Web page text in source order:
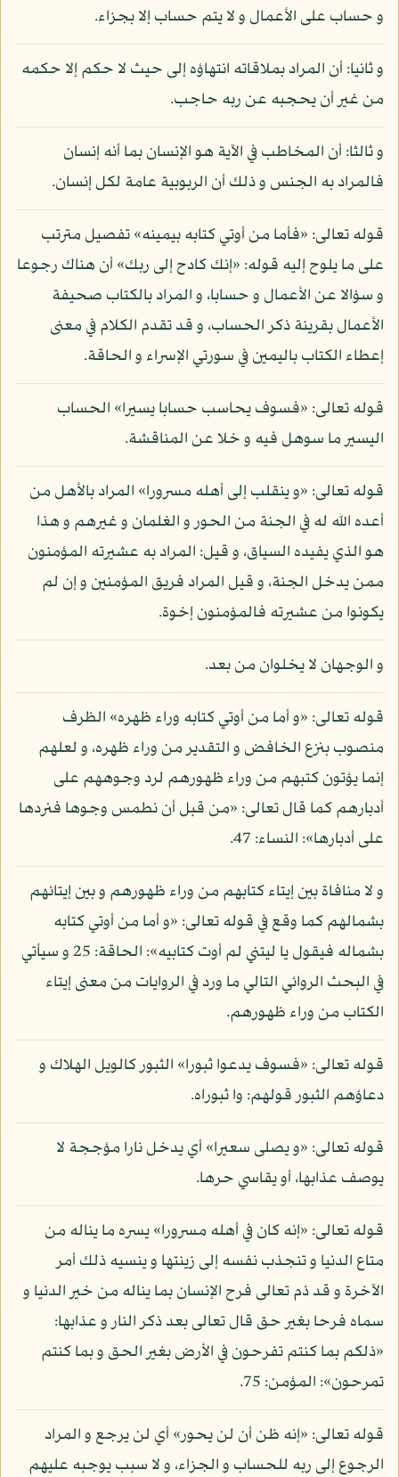
و حساب على الأعمال و لا يتم حساب إلا بجزاء.
و ثانيا: أن المراد بملاقاته انتهاؤه إلى حيث لا حكم إلا حكمه
من غير أن يحجبه عن ربه حاجب.
و ثالثا: أن المخاطب في الآية هو الإنسان بما أنه إنسان
فالمراد به الجنس و ذلك أن الربوبية عامة لكل إنسان.
قوله تعالى: «فأما من أوتي كتابه بيمينه» تفصيل مترتب
على ما يلوح إليه قوله: «إنك كادح إلى ربك» أن هناك رجوعا
و سؤالا عن الأعمال و حسابا، و المراد بالكتاب صحيفة
الأعمال بقرينة ذكر الحساب، و قد تقدم الكلام في معنى
إعطاء الكتاب باليمين في سورتي الإسراء و الحاقة.
قوله تعالى: «فسوف يحاسب حسابا يسيرا» الحساب
اليسير ما سوهل فيه و خلا عن المناقشة.
قوله تعالى: «و ينقلب إلى أهله مسرورا» المراد بالأهل من
أعده الله له في الجنة من الحور و الغلمان و غيرهم و هذا
هو الذي يفيده السياق، و قيل: المراد به عشيرته المؤمنون
ممن يدخل الجنة، و قيل المراد فريق المؤمنين و إن لم
يكونوا من عشيرته فالمؤمنون إخوة.
و الوجهان لا يخلوان من بعد.
قوله تعالى: «و أما من أوتي كتابه وراء ظهره» الظرف
منصوب بنزع الخافض و التقدير من وراء ظهره، و لعلهم
إنما يؤتون كتبهم من وراء ظهورهم لرد وجوههم على
أدبارهم كما قال تعالى: «من قبل أن نطمس وجوها فنردها
على أدبارها»: النساء: 47.
و لا منافاة بين إيتاء كتابهم من وراء ظهورهم و بين إيتائهم
بشمالهم كما وقع في قوله تعالى: «و أما من أوتي كتابه
بشماله فيقول يا ليتني لم أوت كتابيه»: الحاقة: 25 و سيأتي
في البحث الروائي التالي ما ورد في الروايات من معنى إيتاء
الكتاب من وراء ظهورهم.
قوله تعالى: «فسوف يدعوا ثبورا» الثبور كالويل الهلاك و
دعاؤهم الثبور قولهم: وا ثبوراه.
قوله تعالى: «و يصلى سعيرا» أي يدخل نارا مؤججة لا
يوصف عذابها، أو يقاسي حرها.
قوله تعالى: «إنه كان في أهله مسرورا» يسره ما يناله من
متاع الدنيا و تنجذب نفسه إلى زينتها و ينسيه ذلك أمر
الآخرة و قد ذم تعالى فرح الإنسان بما يناله من خير الدنيا و
سماه فرحا بغير حق قال تعالى بعد ذكر النار و عذابها:
«ذلكم بما كنتم تفرحون في الأرض بغير الحق و بما كنتم
تمرحون»: المؤمن: 75.
قوله تعالى: «إنه ظن أن لن يحور» أي لن يرجع و المراد
الرجوع إلى ربه للحساب و الجزاء، و لا سبب يوجبه عليهم